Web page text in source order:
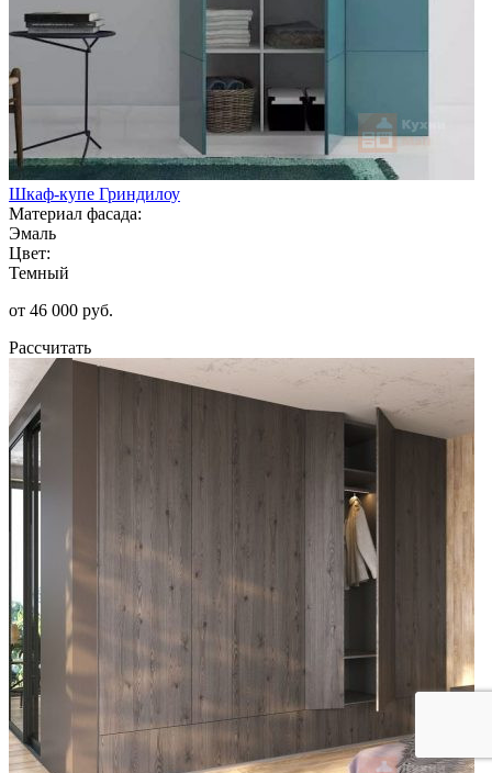
Шкаф-купе Гриндилоу
Материал фасада:
Эмаль
Цвет:
Темный
от 46 000 руб.
Рассчитать